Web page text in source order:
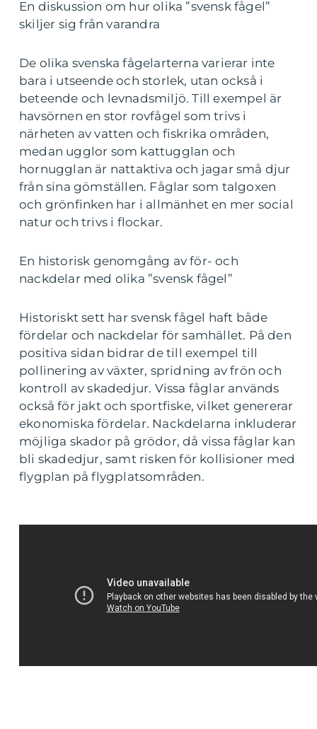
En diskussion om hur olika ”svensk fågel”
skiljer sig från varandra
De olika svenska fågelarterna varierar inte
bara i utseende och storlek, utan också i
beteende och levnadsmiljö. Till exempel är
havsörnen en stor rovfågel som trivs i
närheten av vatten och fiskrika områden,
medan ugglor som kattugglan och
hornugglan är nattaktiva och jagar små djur
från sina gömställen. Fåglar som talgoxen
och grönfinken har i allmänhet en mer social
natur och trivs i flockar.
En historisk genomgång av för- och
nackdelar med olika ”svensk fågel”
Historiskt sett har svensk fågel haft både
fördelar och nackdelar för samhället. På den
positiva sidan bidrar de till exempel till
pollinering av växter, spridning av frön och
kontroll av skadedjur. Vissa fåglar används
också för jakt och sportfiske, vilket genererar
ekonomiska fördelar. Nackdelarna inkluderar
möjliga skador på grödor, då vissa fåglar kan
bli skadedjur, samt risken för kollisioner med
flygplan på flygplatsområden.